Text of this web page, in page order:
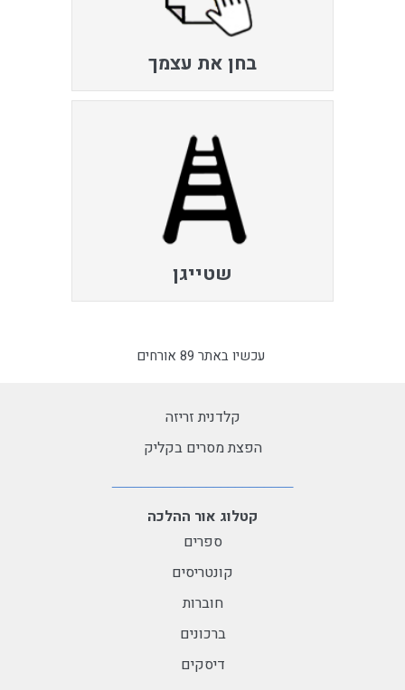
בחן את עצמך
שטייגן
עכשיו באתר 89 אורחים
קלדנית זריזה
הפצת מסרים בקליק
קטלוג אור ההלכה
ספרים
קונטריסים
חוברות
ברכונים
דיסקים